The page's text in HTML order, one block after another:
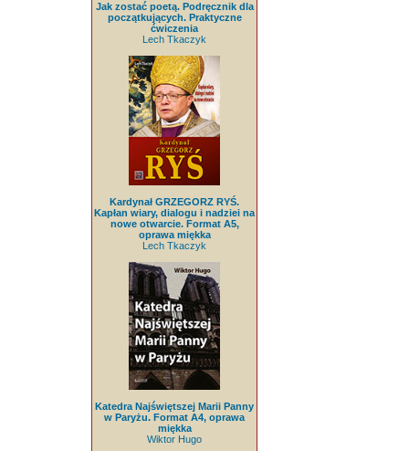
Jak zostać poetą. Podręcznik dla
początkujących. Praktyczne
ćwiczenia
Lech Tkaczyk
Kardynał GRZEGORZ RYŚ.
Kapłan wiary, dialogu i nadziei na
nowe otwarcie. Format A5,
oprawa miękka
Lech Tkaczyk
Katedra Najświętszej Marii Panny
w Paryżu. Format A4, oprawa
miękka
Wiktor Hugo